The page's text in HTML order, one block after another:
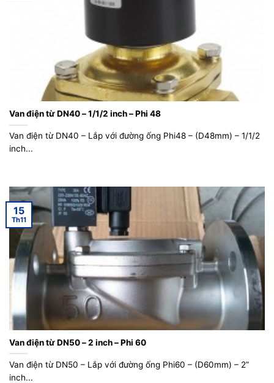
Van điện từ DN40 – 1/1/2 inch – Phi 48
Van điện từ DN40 – Lắp với đường ống Phi48 – (D48mm) – 1/1/2
inch...
Van điện từ DN50 – 2 inch – Phi 60
Van điện từ DN50 – Lắp với đường ống Phi60 – (D60mm) – 2”
inch...
15
Th11